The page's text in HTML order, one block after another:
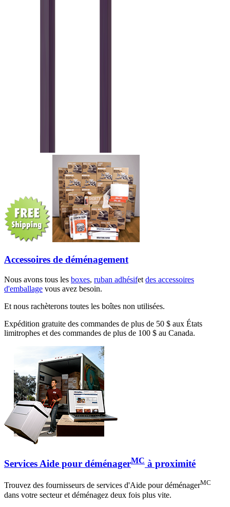
Accessoires de déménagement
Nous avons tous les boxes, ruban adhésifet des accessoires
d'emballage vous avez besoin.
Et nous rachèterons toutes les boîtes non utilisées.
Expédition gratuite des commandes de plus de 50 $ aux États
limitrophes et des commandes de plus de 100 $ au Canada.
Services Aide pour déménagerMC à proximité
Trouvez des fournisseurs de services d'Aide pour déménagerMC
dans votre secteur et déménagez deux fois plus vite.